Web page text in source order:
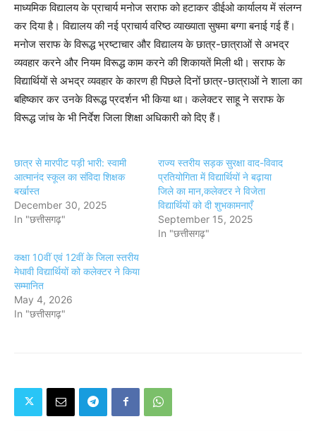
माध्यमिक विद्यालय के प्राचार्य मनोज सराफ को हटाकर डीईओ कार्यालय में संलग्न
कर दिया है। विद्यालय की नई प्राचार्य वरिष्ठ व्याख्याता सुषमा बग्गा बनाई गई हैं।
मनोज सराफ के विरूद्ध भ्रष्टाचार और विद्यालय के छात्र-छात्राओं से अभद्र
व्यवहार करने और नियम विरूद्ध काम करने की शिकायतें मिली थी। सराफ के
विद्यार्थियों से अभद्र व्यवहार के कारण ही पिछले दिनों छात्र-छात्राओं ने शाला का
बहिष्कार कर उनके विरूद्ध प्रदर्शन भी किया था। कलेक्टर साहू ने सराफ के
विरूद्ध जांच के भी निर्देश जिला शिक्षा अधिकारी को दिए हैं।
छात्र से मारपीट पड़ी भारी: स्वामी
आत्मानंद स्कूल का संविदा शिक्षक
बर्खास्त
December 30, 2025
In "छत्तीसगढ़"
राज्य स्तरीय सड़क सुरक्षा वाद-विवाद
प्रतियोगिता में विद्यार्थियों ने बढ़ाया
जिले का मान,कलेक्टर ने विजेता
विद्यार्थियों को दी शुभकामनाएँ
September 15, 2025
In "छत्तीसगढ़"
कक्षा 10वीं एवं 12वीं के जिला स्तरीय
मेधावी विद्यार्थियों को कलेक्टर ने किया
सम्मानित
May 4, 2026
In "छत्तीसगढ़"